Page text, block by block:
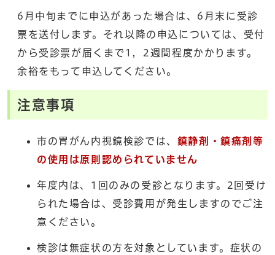
6月中旬までに申込があった場合は、6月末に受診
票を送付します。それ以降の申込については、受付
から受診票が届くまで1，2週間程度かかります。
余裕をもって申込してください。
注意事項
市の胃がん内視鏡検診では、 鎮静剤・鎮痛剤等
の使用は原則認められていません
年度内は、1回のみの受診となります。2回受け
られた場合は、受診費用が発生しますのでご注
意ください。
検診は無症状の方を対象としています。症状の